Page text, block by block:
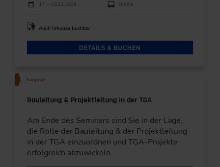
17. – 18.11.2026
Online
Auch Inhouse buchbar
DETAILS & BUCHEN
Seminar
Bauleitung & Projektleitung in der TGA
Am Ende des Seminars sind Sie in der Lage,
die Rolle der Bauleitung & der Projektleitung
in der TGA einzuordnen und TGA-Projekte
erfolgreich abzuwickeln.